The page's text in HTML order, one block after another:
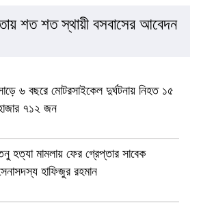
শত শত স্থায়ী বসবাসের আবেদন
৬ বছরে মোটরসাইকেল দুর্ঘটনায় নিহত ১৫
৭১২ জন
হত্যা মামলায় ফের গ্রেপ্তার সাবেক
হাফিজুর রহমান